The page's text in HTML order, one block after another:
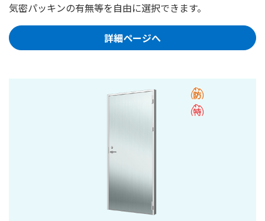
気密パッキンの有無等を自由に選択できます。
詳細ページへ